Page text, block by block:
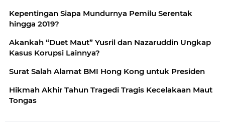
Kepentingan Siapa Mundurnya Pemilu Serentak
hingga 2019?
Akankah “Duet Maut” Yusril dan Nazaruddin Ungkap
Kasus Korupsi Lainnya?
Surat Salah Alamat BMI Hong Kong untuk Presiden
Hikmah Akhir Tahun Tragedi Tragis Kecelakaan Maut
Tongas